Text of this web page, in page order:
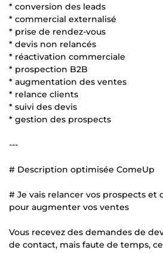
* conversion des leads
* commercial externalisé
* prise de rendez-vous
* devis non relancés
* réactivation commerciale
* prospection B2B
* augmentation des ventes
* relance clients
* suivi des devis
* gestion des prospects
---
# Description optimisée ComeUp
# Je vais relancer vos prospects et
pour augmenter vos ventes
Vous recevez des demandes de
de contact, mais faute de temps,